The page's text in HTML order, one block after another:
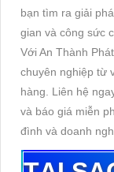
bạn tìm ra giải
gian và công sức
Với An Thành
chuyên nghiệp từ
hàng. Liên hệ
và báo giá miễn
đình và doanh